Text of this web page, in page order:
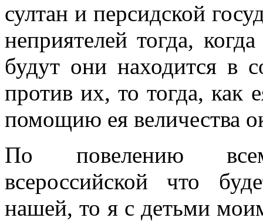
султан и персидской
неприятелей тогда,
будут они находится в
против их, то тогда, как
помощию ея величества
По повелению
всероссийской что
нашей, то я с детьми